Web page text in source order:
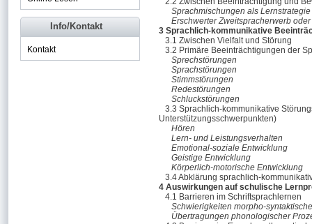
Sprachmischungen als
Erschwerter Zweitspracherwerb
3 Sprachlich-kommunikative
3.1 Zwischen Vielfalt und Störung
3.2 Primäre Beeinträchtigungen der
Sprechstörungen
Sprachstörungen
Stimmstörungen
Redestörungen
Schluckstörungen
3.3 Sprachlich-kommunikative
Unterstützungsschwerpunkten)
Hören
Lern- und Leistungsverhalten
Emotional-soziale Entwicklung
Geistige Entwicklung
Körperlich-motorische Entwicklung
3.4 Abklärung sprachlich-
4 Auswirkungen auf schulische
4.1 Barrieren im Schriftsprachlernen
Schwierigkeiten morpho-
Übertragungen phonologischer
Info/Kontakt
Kontakt